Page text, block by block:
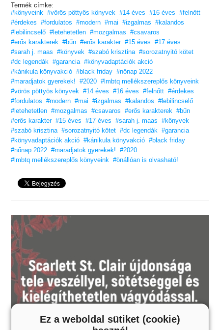
A #1 New York Times bestsellerszerző és közönségkedvenc Sarah
J. Maas
bemutatja a felnőtté váló Selina Kyle-t, aki biztosan elrabolja az
olvasók
szívét ebben az új, várva várt, világszenzációként érkező YA
Lássuk, hány élete van egy macskának!
„Macskanő-történet a Maastól várt módon… Démoni.”
– Entertainment Weekly –
Szereted a Vörös pöttyös könyveket?
Vidd haza nyugodtan! Tetszeni fog.
14 éves kortól ajánljuk!
Termék címke:
#könyveink
#vörös pöttyös könyvek #14 éves #16 éves
#felnőtt
#érdekes
#fordulatos #modern #mai #izgalmas
#kalandos
#lebilincselő #letehetetlen #mozgalmas
#csavaros
#erős karakterek
#bűn #erős karakter #15 éves
#17 éves
#sarah j. maas
#könyvek #szabó krisztina #sorozatnyitó kötet
#dc legendák
#garancia #könyvadaptációk akció
#kánikula könyvakció #black friday #nőnap 2022
#maradjatok gyerekek!
#2020 #lmbtq mellékszereplős könyveink
#vörös pöttyös könyvek
#14 éves #16 éves #felnőtt #érdekes
#fordulatos
#modern #mai #izgalmas #kalandos
#lebilincselő
#letehetetlen #mozgalmas #csavaros #erős karakterek
#bűn
#erős karakter #15 éves #17 éves #sarah j. maas
#könyvek
#szabó krisztina #sorozatnyitó kötet #dc legendák
#garancia
#könyvadaptációk akció #kánikula könyvakció #black friday
#nőnap 2022 #maradjatok gyerekek!
#2020
#lmbtq mellékszereplős könyveink
#önállóan is olvasható!
Ez a weboldal sütiket (cookie)